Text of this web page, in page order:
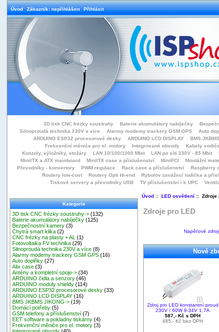
Úvod Zákazník: nepřihlášen Přihlásit
3D tisk CNC frézky soustruhy Baterie akumulátory nabíječky
Silnoproudá technika 230V a více
Alarmy modemy trackery GSM GPS
Auto
ARDUINO ESP32 procesorové desky
ARDUINO LCD DISPLAY
BMS
Frekvenční měniče pro el. motory
Integrované obvody
Kabely
Konzoly, výložníky, stožáry
LAN 10/100/1000 Mbit LAN po síti 230V - 85 Mbit
MiniITX a ATX mainboard
MiniITX case a příslušenství MiniPCI
Montážní
Převodníky - konvertory
PWM regulace Rack case a příslušenství
Raspberry
Routery low-cost
Routery Opti Hi-end
Rybolov zavážecí lodička a přísl
Tiskové servery a převodníky USB
TV příslušenství i k UPC
Kategorie
3D tisk CNC frézky soustruhy-> (132)
Baterie akumulátory nabíječky (125)
Bezpečnostní kamery (3)
Chytrá smart klika (2)
CNC frézky na plasty + AL
(1)
Fotovoltaika FV technika (29)
Silnoproudá technika 230V a více (8)
Alarmy modemy trackery GSM GPS (16)
Auto doplňky (27)
Alix case (3)
Antény a kompletní spoje-> (34)
ARDUINO čidla a senzory (46)
ARDUINO moduly shieldy (114)
ARDUINO ESP32 procesorové desky (33)
ARDUINO LCD DISPLAY (16)
BMS JKBMS JIKONG-> (19)
Domácí potřeby (5)
GSM telefony a příslušenství (7)
EET software a pokladny tiskárny (4)
Frekvenční měniče pro el. motory (3)
Úvod:: LED osvětlení:: Zdroje
Zdroje pro LED
Napěťové
Nové
Zdroj pro LED konstantní proud
230V / 60W 9-34V 1,7A
587,- Kč s DPH
485,- Kč bez DPH